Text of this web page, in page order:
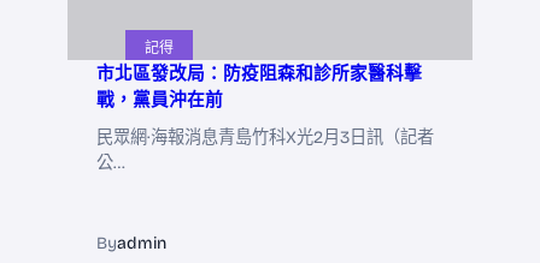
記得
市北區發改局：防疫阻森和診所家醫科擊
戰，黨員沖在前
民眾網·海報消息青島竹科X光2月3日訊（記者
公…
Byadmin